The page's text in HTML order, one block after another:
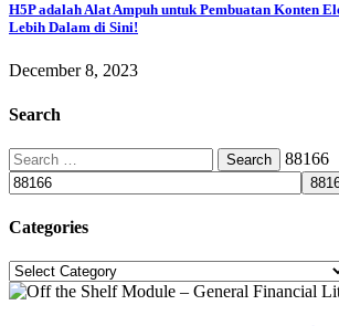
H5P adalah Alat Ampuh untuk Pembuatan Konten
Lebih Dalam di Sini!
December 8, 2023
Search
Search
for:
88166
Categories
Categories